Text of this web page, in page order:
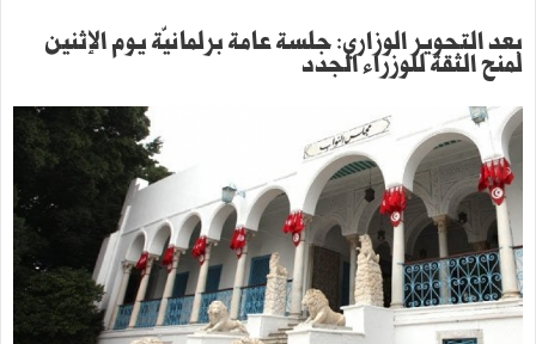
بعد التحوير الوزاري: جلسة عامة برلمانيّة يوم الإثنين
لمنح الثقة للوزراء الجدد